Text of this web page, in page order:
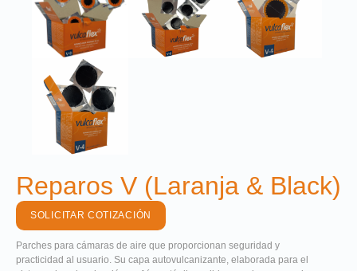
Reparos V (Laranja & Black)
SOLICITAR COTIZACIÓN
Parches para cámaras de aire que proporcionan seguridad y
practicidad al usuario. Su capa autovulcanizante, elaborada para el